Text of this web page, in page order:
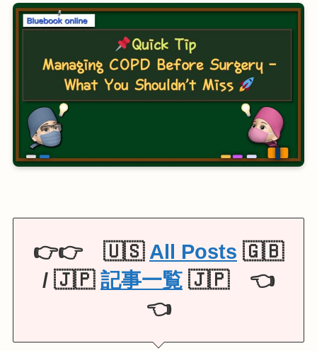
👉👉 🇺🇸 All Posts 🇬🇧
/ 🇯🇵 記事一覧 🇯🇵 👈
👈